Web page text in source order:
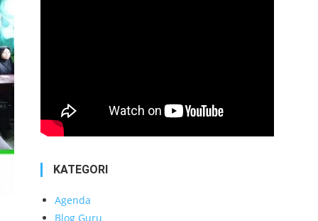
KATEGORI
Agenda
Blog Guru